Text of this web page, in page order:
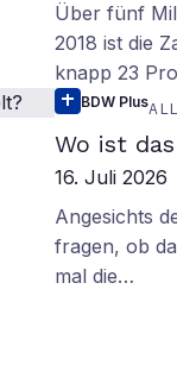
Über fünf
2018 ist die
knapp 23
BDW Plus
Wo ist
16. Juli 2026
Angesichts
fragen, ob
mal die…